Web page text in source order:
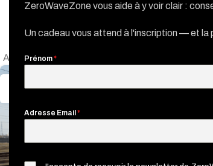
ZeroWaveZone vous aide à y voir clair :
Un cadeau vous attend à l'inscription — et la
Prénom*
Adresse Email *
Filtre
Accueil Articles étiquetés « centrales électriques »